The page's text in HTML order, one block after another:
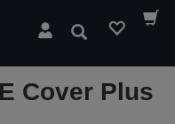
Suchen
Cover Plus